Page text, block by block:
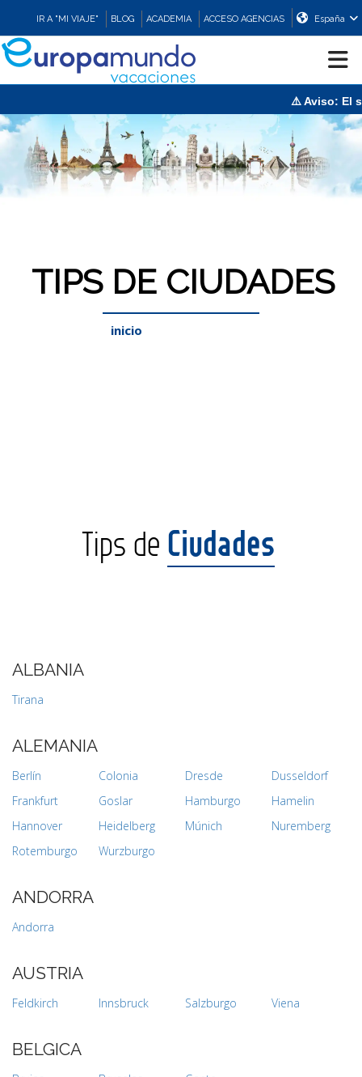
IR A "MI VIAJE" BLOG ACADEMIA ACCESO AGENCIAS España
EUROPA
⚠️ Aviso: El
TIPS DE CIUDADES
inicio
Tips de Ciudades
ALBANIA
Tirana
ALEMANIA
Berlín Colonia Dresde
Dusseldorf
Frankfurt
Goslar Hamburgo
Hamelin
Hannover
Heidelberg Múnich
Nuremberg
Rotemburgo
Wurzburgo
ANDORRA
Andorra
AUSTRIA
Feldkirch Innsbruck Salzburgo Viena
BELGICA